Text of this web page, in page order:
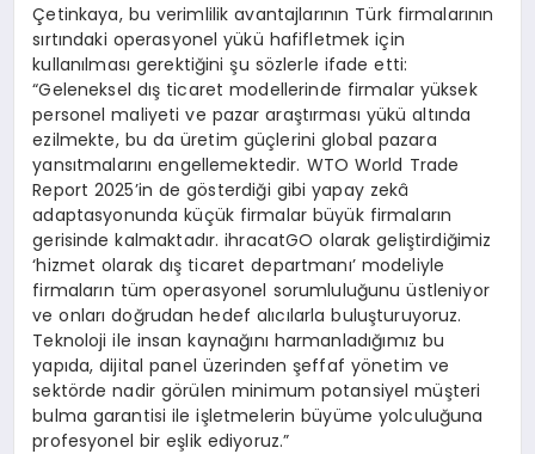
Çetinkaya, bu verimlilik avantajlarının Türk firmalarının
sırtındaki operasyonel yükü hafifletmek için
kullanılması gerektiğini şu sözlerle ifade etti:
“Geleneksel dış ticaret modellerinde firmalar yüksek
personel maliyeti ve pazar araştırması yükü altında
ezilmekte, bu da üretim güçlerini global pazara
yansıtmalarını engellemektedir. WTO World Trade
Report 2025’in de gösterdiği gibi yapay zekâ
adaptasyonunda küçük firmalar büyük firmaların
gerisinde kalmaktadır. ihracatGO olarak geliştirdiğimiz
‘hizmet olarak dış ticaret departmanı’ modeliyle
firmaların tüm operasyonel sorumluluğunu üstleniyor
ve onları doğrudan hedef alıcılarla buluşturuyoruz.
Teknoloji ile insan kaynağını harmanladığımız bu
yapıda, dijital panel üzerinden şeffaf yönetim ve
sektörde nadir görülen minimum potansiyel müşteri
bulma garantisi ile işletmelerin büyüme yolculuğuna
profesyonel bir eşlik ediyoruz.”